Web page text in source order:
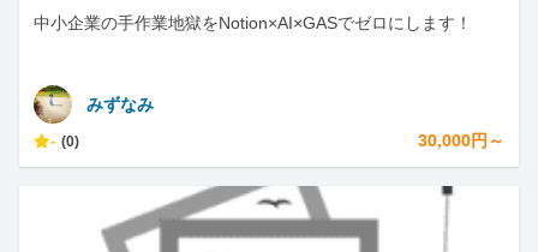
中小企業の手作業地獄をNotion×AI×GASでゼロにします！
みずなみ
- (0) 30,000円～